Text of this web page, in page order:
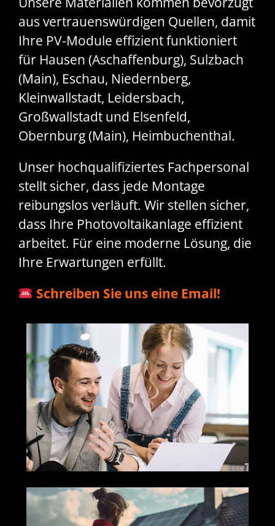
aus vertrauenswürdigen Quellen, damit
Ihre PV-Module effizient funktioniert
für Hausen (Aschaffenburg), Sulzbach
(Main), Eschau, Niedernberg,
Kleinwallstadt, Leidersbach,
Großwallstadt und Elsenfeld,
Obernburg (Main), Heimbuchenthal.
Unser hochqualifiziertes Fachpersonal
stellt sicher, dass jede Montage
reibungslos verläuft. Wir stellen sicher,
dass Ihre Photovoltaikanlage effizient
arbeitet. Für eine moderne Lösung, die
Ihre Erwartungen erfüllt.
Schreiben Sie uns eine Email!